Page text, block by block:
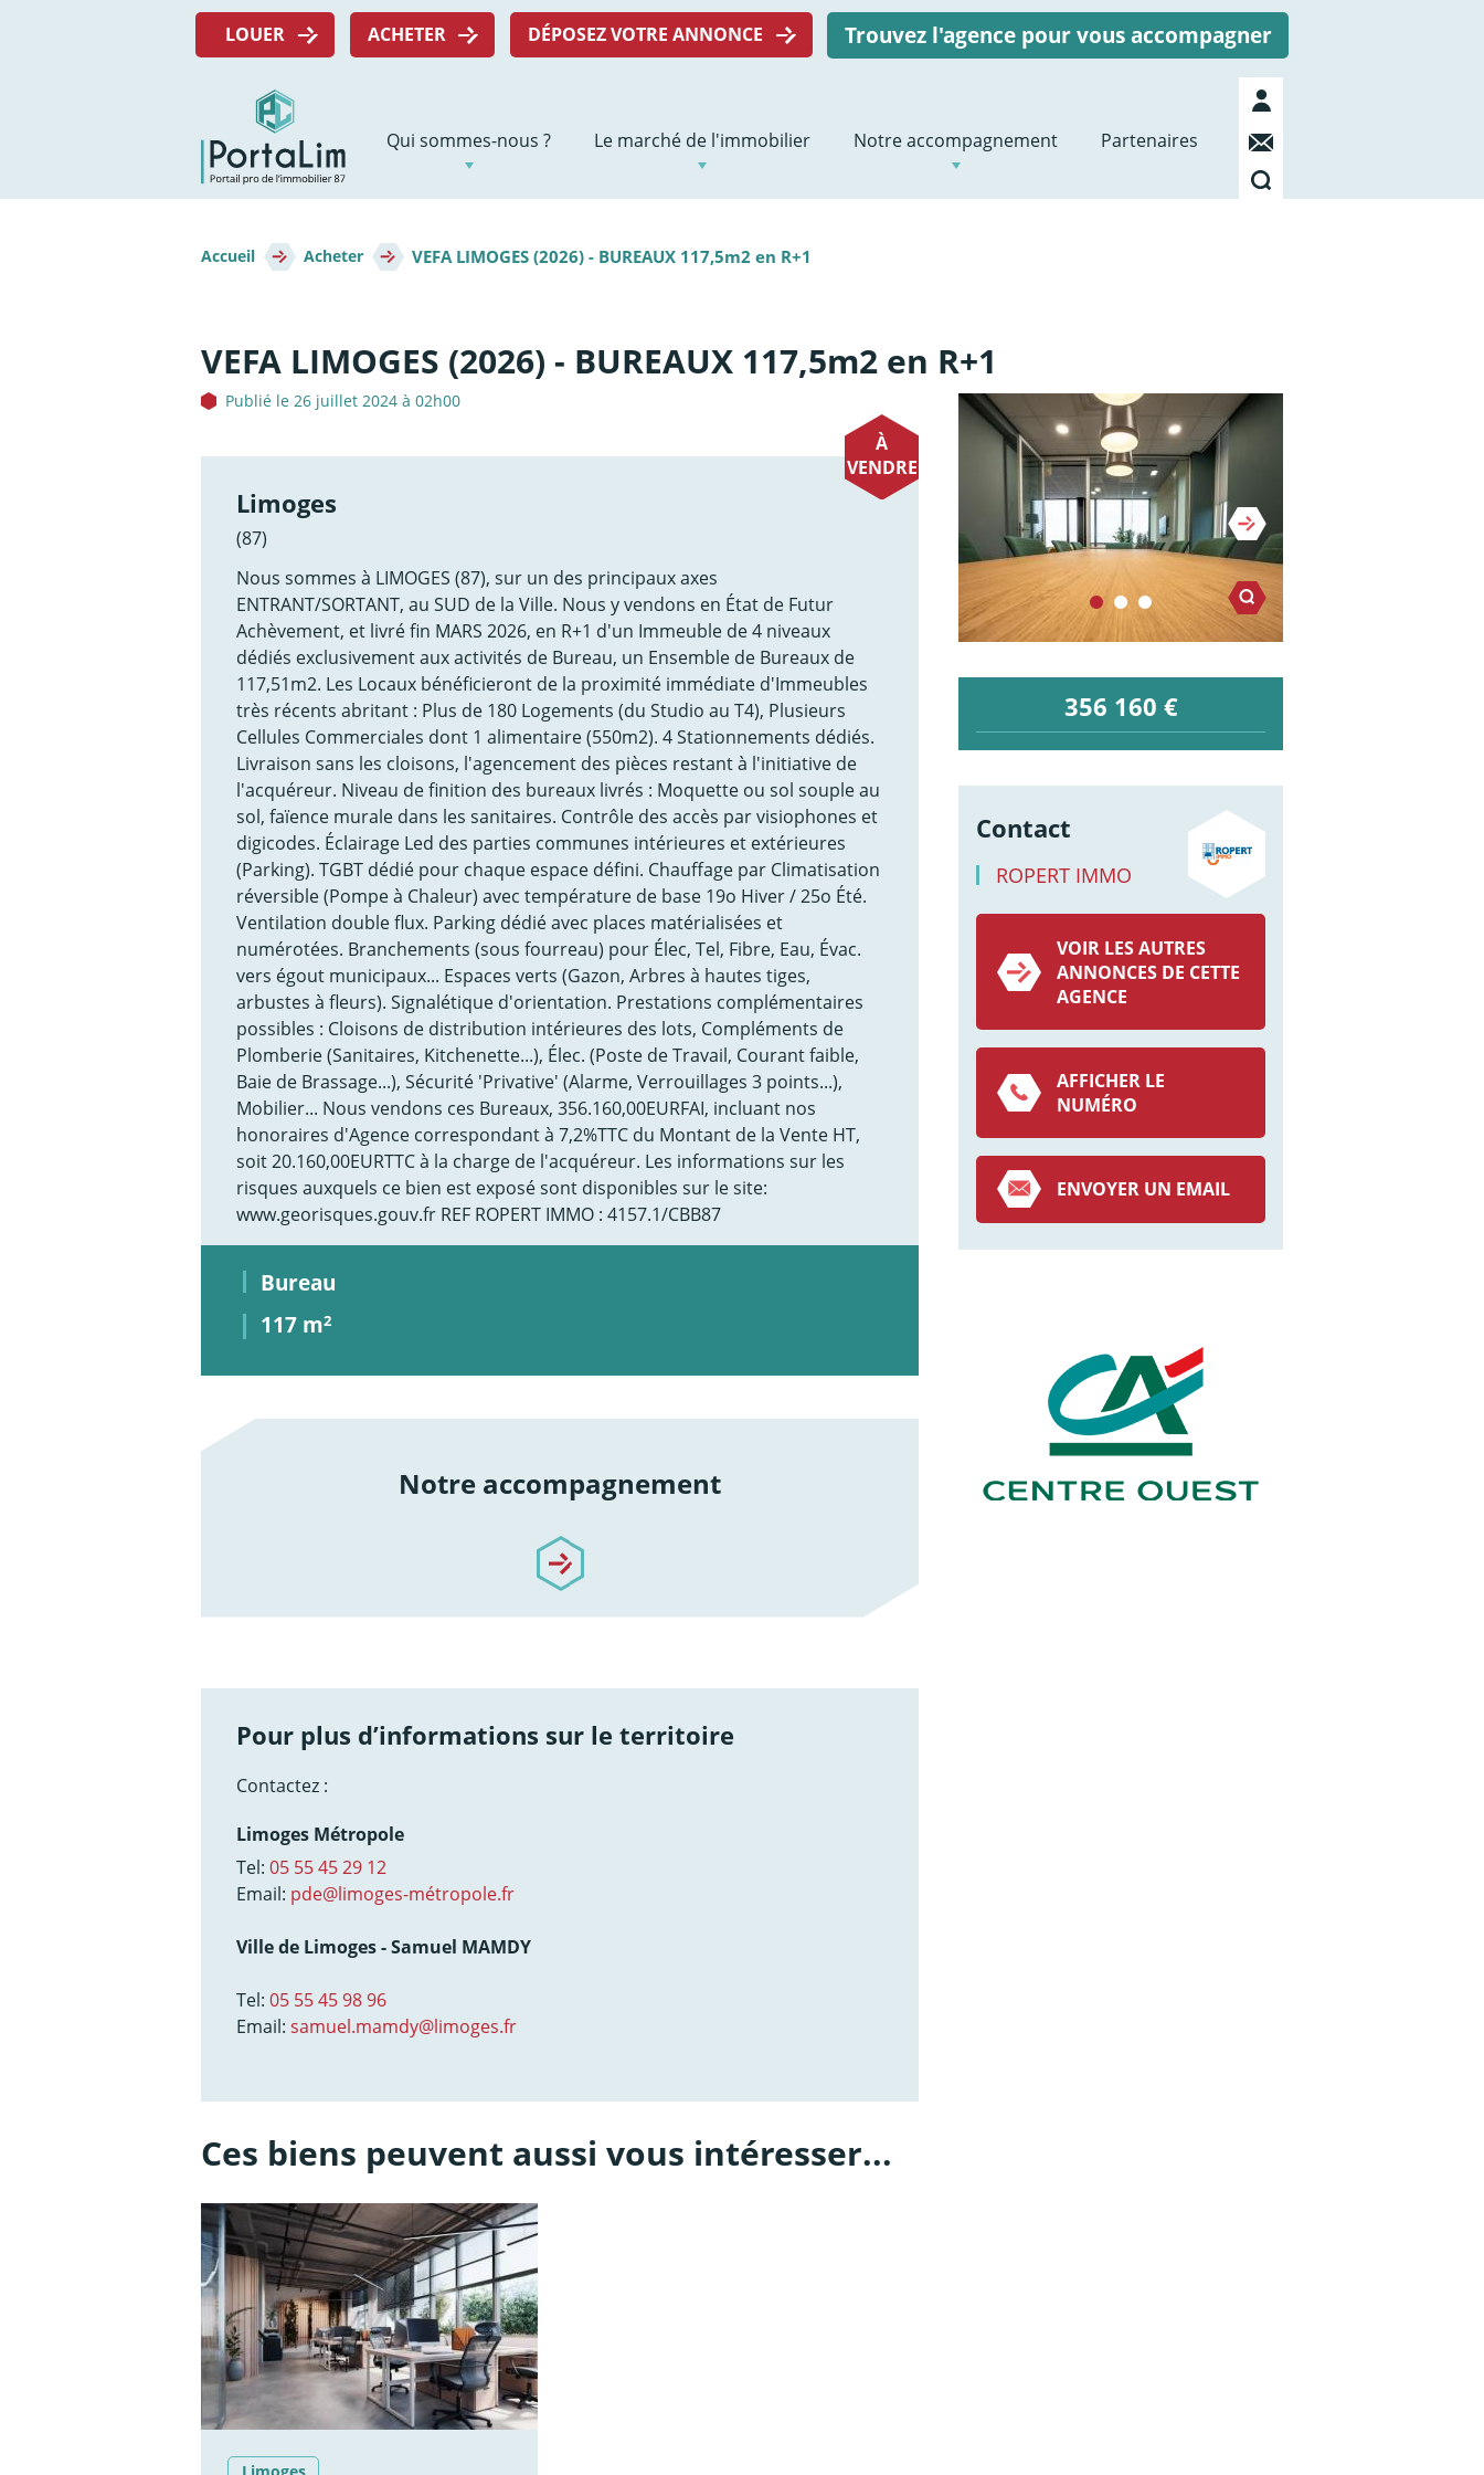
Menu
LOUER ACHETER DÉPOSEZ VOTRE ANNONCE Trouvez l'agence pour vous accompagner
Navigation
principale
Qui sommes-nous ? Le marché de l'immobilier Notre accompagnement Partenaires
Mon
compte
Contact
Recherche
d'Ariane
Accueil Acheter VEFA LIMOGES (2026) - BUREAUX 117,5m2 en R+1
VEFA LIMOGES (2026) - BUREAUX 117,5m2 en R+1
Publié le 26 juillet 2024 à 02h00
À
VENDRE
Limoges
(87)
Nous sommes à LIMOGES (87), sur un des principaux axes
ENTRANT/SORTANT, au SUD de la Ville. Nous y vendons en État de Futur
Achèvement, et livré fin MARS 2026, en R+1 d'un Immeuble de 4 niveaux
dédiés exclusivement aux activités de Bureau, un Ensemble de Bureaux de
117,51m2. Les Locaux bénéficieront de la proximité immédiate d'Immeubles
très récents abritant : Plus de 180 Logements (du Studio au T4), Plusieurs
Cellules Commerciales dont 1 alimentaire (550m2). 4 Stationnements dédiés.
Livraison sans les cloisons, l'agencement des pièces restant à l'initiative de
l'acquéreur. Niveau de finition des bureaux livrés : Moquette ou sol souple au
sol, faïence murale dans les sanitaires. Contrôle des accès par visiophones et
digicodes. Éclairage Led des parties communes intérieures et extérieures
(Parking). TGBT dédié pour chaque espace défini. Chauffage par Climatisation
réversible (Pompe à Chaleur) avec température de base 19o Hiver / 25o Été.
Ventilation double flux. Parking dédié avec places matérialisées et
numérotées. Branchements (sous fourreau) pour Élec, Tel, Fibre, Eau, Évac.
vers égout municipaux... Espaces verts (Gazon, Arbres à hautes tiges,
arbustes à fleurs). Signalétique d'orientation. Prestations complémentaires
possibles : Cloisons de distribution intérieures des lots, Compléments de
Plomberie (Sanitaires, Kitchenette...), Élec. (Poste de Travail, Courant faible,
Baie de Brassage...), Sécurité 'Privative' (Alarme, Verrouillages 3 points...),
Mobilier... Nous vendons ces Bureaux, 356.160,00EURFAI, incluant nos
honoraires d'Agence correspondant à 7,2%TTC du Montant de la Vente HT,
soit 20.160,00EURTTC à la charge de l'acquéreur. Les informations sur les
risques auxquels ce bien est exposé sont disponibles sur le site:
www.georisques.gouv.fr REF ROPERT IMMO : 4157.1/CBB87
Bureau
117 m2
Notre accompagnement
/notre-accompagnement
Pour plus d’informations sur le territoire
Contactez :
Limoges Métropole
Tel: 05 55 45 29 12
Email: pde@limoges-métropole.fr
Ville de Limoges - Samuel MAMDY
Tel: 05 55 45 98 96
Email: samuel.mamdy@limoges.fr
356 160 €
Contact
ROPERT IMMO
VOIR LES AUTRES
ANNONCES DE CETTE
AGENCE
AFFICHER LE
NUMÉRO
ENVOYER UN EMAIL
Ces biens peuvent aussi vous intéresser...
Limoges